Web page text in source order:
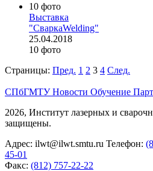
10 фото
Выставка
"СваркаWelding"
25.04.2018
10 фото
Страницы: Пред. 1 2 3 4 След.
СПбГМТУНовости Обучение
2026, Институт лазерных и
защищены.
Адрес: ilwt@ilwt.smtu.ru Телефон:
45-01
Факс: (812) 757-22-22